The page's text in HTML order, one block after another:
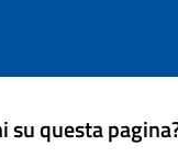
su questa